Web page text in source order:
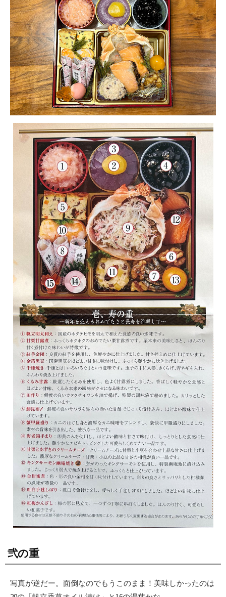
弐の重
写真が逆だー。面倒なのでもうこのまま！美味しかったのは